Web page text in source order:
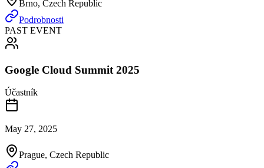
Brno, Czech Republic
Podrobnosti
PAST EVENT
Google Cloud Summit 2025
Účastník
May 27, 2025
Prague, Czech Republic